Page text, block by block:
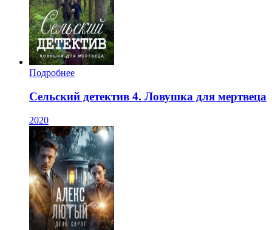
Подробнее
Сельский детектив 4. Ловушка для мертвеца
2020